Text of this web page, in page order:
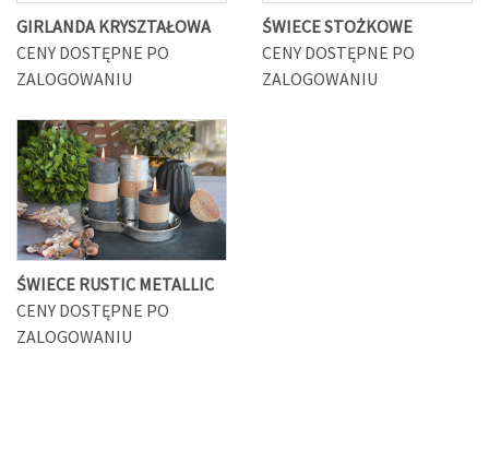
GIRLANDA KRYSZTAŁOWA
CENY DOSTĘPNE PO
ZALOGOWANIU
ŚWIECE STOŻKOWE
CENY DOSTĘPNE PO
ZALOGOWANIU
ŚWIECE RUSTIC METALLIC
CENY DOSTĘPNE PO
ZALOGOWANIU